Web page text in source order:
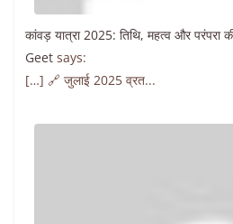
कांवड़ यात्रा 2025: तिथि, महत्व और परंपरा
Geet says:
[…] 🔗 जुलाई 2025 व्रत...